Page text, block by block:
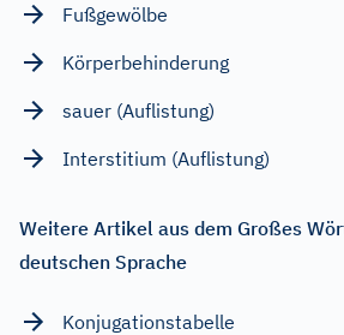
Fußgewölbe
Körperbehinderung
sauer (Auflistung)
Interstitium (Auflistung)
Weitere Artikel aus dem Großes
deutschen Sprache
Konjugationstabelle